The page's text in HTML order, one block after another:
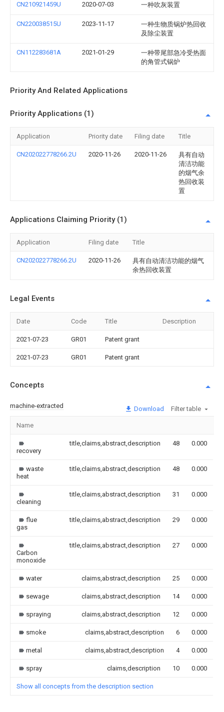
CN210921459U 2020-07-03 一种吹灰装置
CN220038515U 2023-11-17
一种生物质锅炉热回收
及除尘装置
CN112283681A 2021-01-29
一种带尾部急冷受热面
的角管式锅炉
Priority And Related Applications
Priority Applications (1)
Application Priority date Filing date Title
CN202022778266.2U 2020-11-26 2020-11-26
具有自动
清洁功能
的烟气余
热回收装
置
Applications Claiming Priority (1)
Application Filing date Title
CN202022778266.2U 2020-11-26
具有自动清洁功能的烟气
余热回收装置
Legal Events
Date Code Title Description
2021-07-23 GR01 Patent grant
2021-07-23 GR01 Patent grant
Concepts
machine-extracted Download Filter table
Name
recovery
title,claims,abstract,description 48 0.000
waste
heat
title,claims,abstract,description 48 0.000
cleaning
title,claims,abstract,description 31 0.000
flue
gas
title,claims,abstract,description 29 0.000
Carbon
monoxide
title,claims,abstract,description 27 0.000
water claims,abstract,description 25 0.000
sewage claims,abstract,description 14 0.000
spraying claims,abstract,description 12 0.000
smoke claims,abstract,description 6 0.000
metal claims,abstract,description 4 0.000
spray claims,description 10 0.000
Show all concepts from the description section